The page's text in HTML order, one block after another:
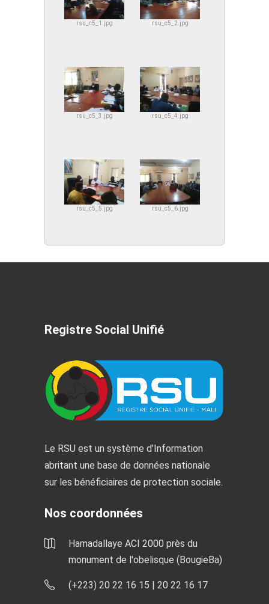
rsu_c5_1.jpg rsu_c5_2.jpg
rsu_c5_3.jpg rsu_c5_4.jpg
rsu_c5_5.jpg rsu_c5_6.jpg
Registre Social Unifié
Le RSU est un système d’Information
abritant une base de données nationale
sur les bénéficiaires de protection sociale.
Nos coordonnées
Hamadallaye ACI 2000 près du
monument de l'obelisque (BougieBa)
(+223) 20 22 16 15 | 20 22 16 17